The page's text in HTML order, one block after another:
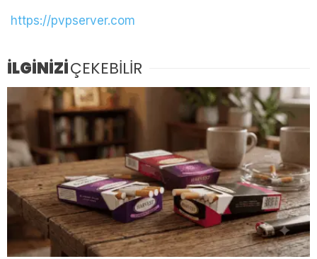
https://pvpserver.com
İLGİNİZİÇEKEBİLİR